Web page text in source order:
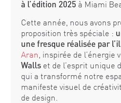
à l’édition 2025 à Miami
Cette année, nous avons
proposition très spéciale :
une fresque réalisée par
Aran , inspirée de l’énergie
Wallset de l’esprit unique
qui a transformé notre
manifeste visuel de
de design.